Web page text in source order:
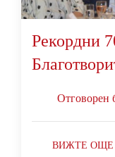
Рекордни
Oтговорен
ВИЖТЕ ОЩЕ